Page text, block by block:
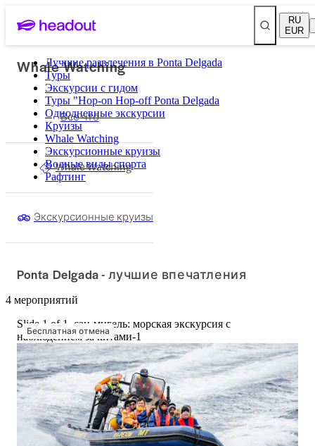
RU
EUR
Лучшие развлечения в Ponta Delgada
Туры
Экскурсии с гидом
Туры "Hop-on Hop-off Ponta Delgada
Однодневные экскурсии
Круизы
Whale Watching
Экскурсионные круизы
Водные виды спорта
Рафтинг
Whale Watching
Все что
Whale Watching
Экскурсионные круизы
Ponta Delgada - лучшие впечатления
4 мероприятий
Бесплатная отмена
Slide 1 of 1, сан-мигель: морская экскурсия с
наблюдением за китами-1